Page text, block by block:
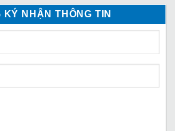
NHẬN THÔNG TIN